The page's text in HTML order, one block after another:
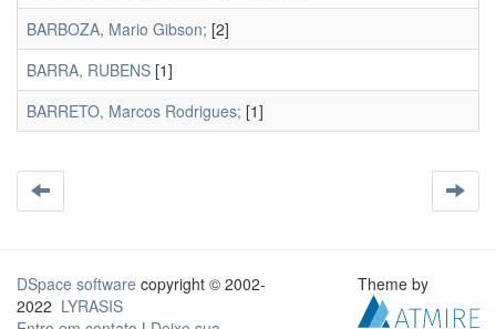
BARBOZA, Mario Gibson; [2]
BARRA, RUBENS [1]
BARRETO, Marcos Rodrigues; [1]
DSpace software copyright © 2002-
2022 LYRASIS
Theme by